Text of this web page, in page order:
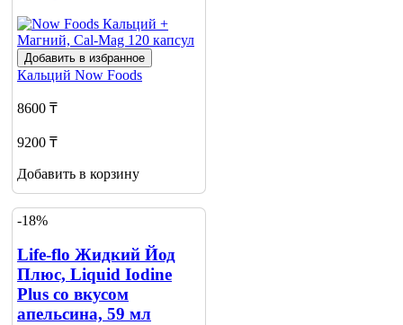
Добавить в избранное
Кальций Now Foods
8600 ₸
9200 ₸
Добавить в корзину
-18%
Life-flo Жидкий Йод
Плюс, Liquid Iodine
Plus со вкусом
апельсина, 59 мл